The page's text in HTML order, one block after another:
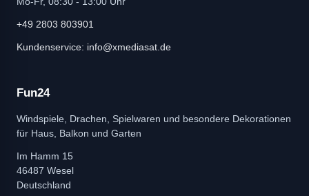
+49 2803 803901
Kundenservice: info@xmediasat.de
Fun24
Windspiele, Drachen, Spielwaren und besondere Dekorationen
für Haus, Balkon und Garten
Im Hamm 15
46487 Wesel
Deutschland